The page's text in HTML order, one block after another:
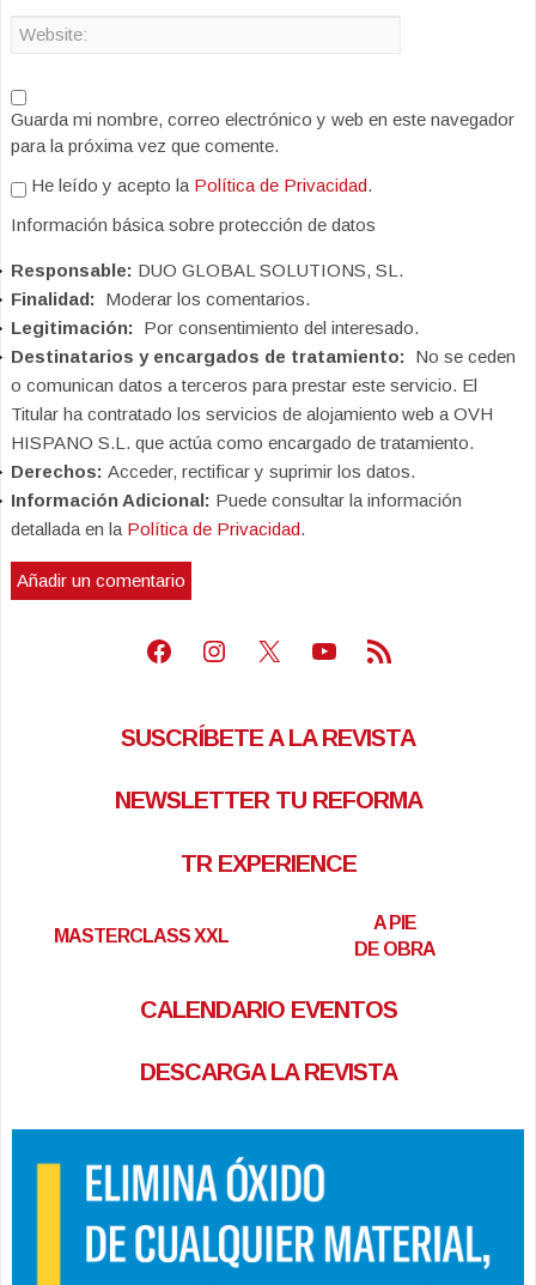
Guarda mi nombre, correo electrónico y web en este navegador
para la próxima vez que comente.
He leído y acepto la Política de Privacidad.
Información básica sobre protección de datos
Responsable: DUO GLOBAL SOLUTIONS, SL.
Finalidad: Moderar los comentarios.
Legitimación: Por consentimiento del interesado.
Destinatarios y encargados de tratamiento: No se ceden
o comunican datos a terceros para prestar este servicio. El
Titular ha contratado los servicios de alojamiento web a OVH
HISPANO S.L. que actúa como encargado de tratamiento.
Derechos: Acceder, rectificar y suprimir los datos.
Información Adicional: Puede consultar la información
detallada en la Política de Privacidad.
Facebook
Instagram
X Youtube
Feed RSS
SUSCRÍBETE A LA REVISTA
NEWSLETTER TU REFORMA
TR EXPERIENCE
MASTERCLASS XXL
A PIE
DE OBRA
CALENDARIO EVENTOS
DESCARGA LA REVISTA